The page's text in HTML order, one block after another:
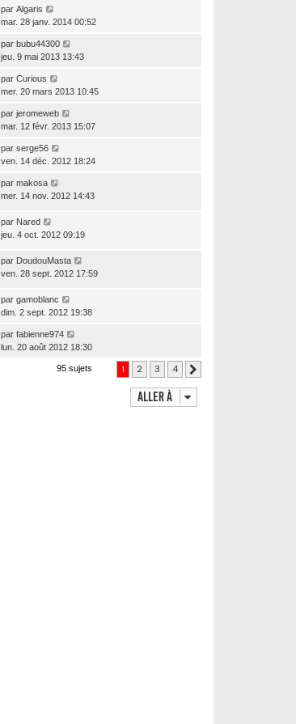
par Algaris
mar. 28 janv. 2014 00:52
par bubu44300
jeu. 9 mai 2013 13:43
par Curious
mer. 20 mars 2013 10:45
par jeromeweb
mar. 12 févr. 2013 15:07
par serge56
ven. 14 déc. 2012 18:24
par makosa
mer. 14 nov. 2012 14:43
par Nared
jeu. 4 oct. 2012 09:19
par DoudouMasta
ven. 28 sept. 2012 17:59
par gamoblanc
dim. 2 sept. 2012 19:38
par fabienne974
lun. 20 août 2012 18:30
95 sujets 1 2 3 4
Aller à